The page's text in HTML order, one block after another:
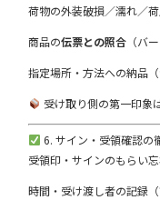
荷物の外装破損／濡れ／
商品の伝票との照合 （バ
指定場所・方法への納品
受け取り側の第一印象
6. サイン・受領確認の
受領印・サインのもらい
時間・受け渡し者の記録